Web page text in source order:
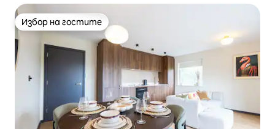
Избор на гостите
Избор на гостите